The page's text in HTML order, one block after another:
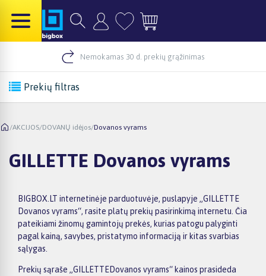
Nemokamas 30 d. prekių grąžinimas
Prekių filtras
/AKCIJOS/DOVANŲ idėjos/Dovanos vyrams
GILLETTE Dovanos vyrams
BIGBOX.LT internetinėje parduotuvėje, puslapyje „GILLETTE
Dovanos vyrams“, rasite platų prekių pasirinkimą internetu. Čia
pateikiami žinomų gamintojų prekės, kurias patogu palyginti
pagal kainą, savybes, pristatymo informaciją ir kitas svarbias
sąlygas.
Prekių sąraše „GILLETTEDovanos vyrams“ kainos prasideda